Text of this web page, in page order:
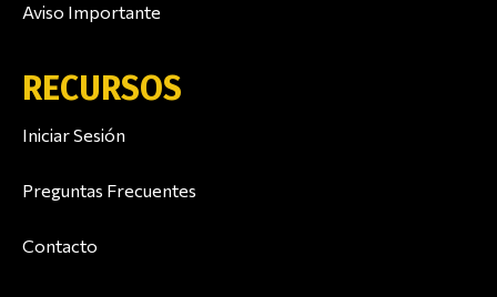
Aviso Importante
RECURSOS
Iniciar Sesión
Preguntas Frecuentes
Contacto